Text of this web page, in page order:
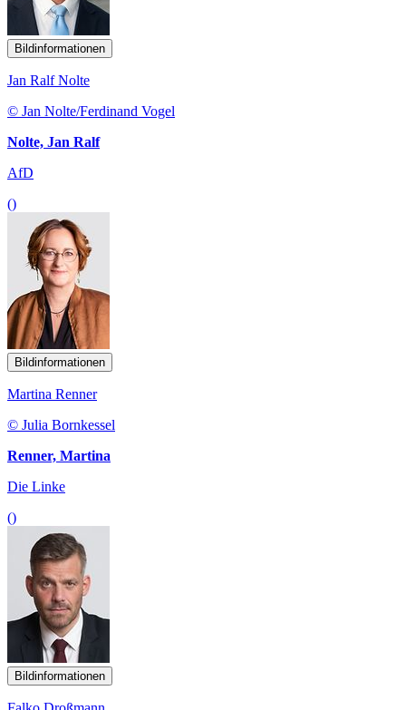
Bildinformationen
Jan Ralf Nolte
© Jan Nolte/Ferdinand Vogel
Nolte, Jan Ralf
AfD
()
Bildinformationen
Martina Renner
© Julia Bornkessel
Renner, Martina
Die Linke
()
Bildinformationen